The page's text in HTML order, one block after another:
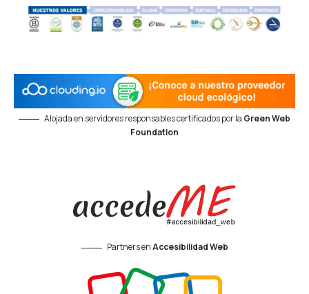
Alojada en servidores responsables certificados por la Green Web
Foundation
Partners enAccesibilidad Web